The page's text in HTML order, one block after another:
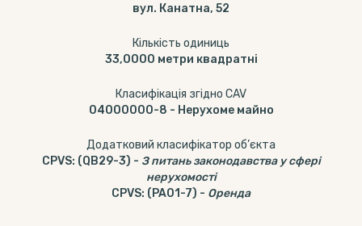
вул. Канатна, 52
Кількість одиниць
33,0000 метри квадратні
Класифікація згідно CAV
04000000-8 - Нерухоме майно
Додатковий класифікатор об’єкта
CPVS: (QB29-3) - З питань законодавства у сфері
нерухомості
CPVS: (PA01-7) - Оренда